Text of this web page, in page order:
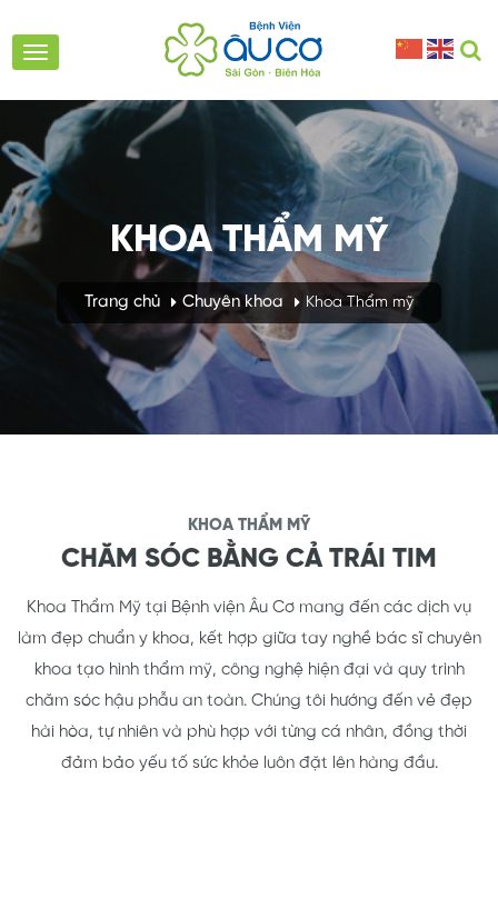
KHOA THẨM MỸ
Trang chủ Chuyên khoa Khoa Thẩm mỹ
KHOA THẨM MỸ
CHĂM SÓC BẰNG CẢ TRÁI TIM
Khoa Thẩm Mỹ tại Bệnh viện Âu Cơ mang đến các dịch vụ
làm đẹp chuẩn y khoa, kết hợp giữa tay nghề bác sĩ chuyên
khoa tạo hình thẩm mỹ, công nghệ hiện đại và quy trình
chăm sóc hậu phẫu an toàn. Chúng tôi hướng đến vẻ đẹp
hài hòa, tự nhiên và phù hợp với từng cá nhân, đồng thời
đảm bảo yếu tố sức khỏe luôn đặt lên hàng đầu.